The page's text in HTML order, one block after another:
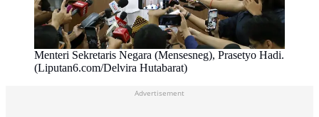
Menteri Sekretaris Negara (Mensesneg), Prasetyo Hadi.
(Liputan6.com/Delvira Hutabarat)
Advertisement